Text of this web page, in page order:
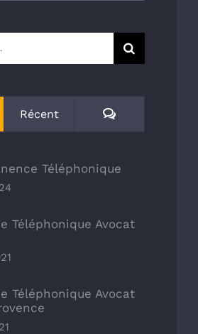
Récent Commentaires
Téléphonique
Téléphonique Avocat
Téléphonique Avocat